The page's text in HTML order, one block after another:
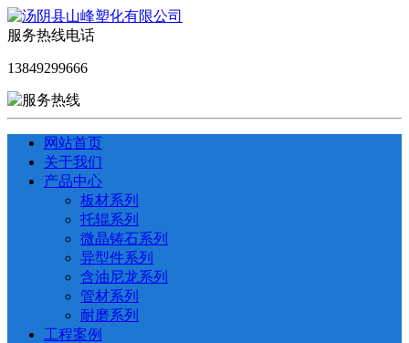
服务热线电话
13849299666
网站首页
关于我们
产品中心
板材系列
托辊系列
微晶铸石系列
异型件系列
含油尼龙系列
管材系列
耐磨系列
工程案例